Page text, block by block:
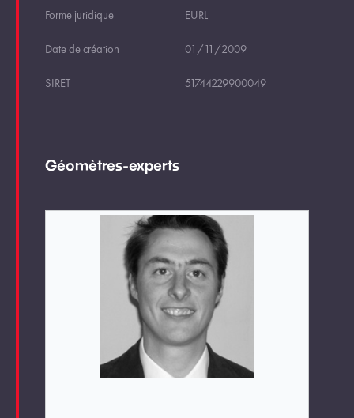
Forme juridique EURL
Date de création 01/11/2009
SIRET 51744229900049
Géomètres-experts